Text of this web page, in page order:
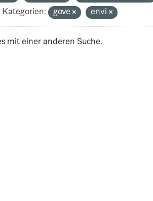
Kategorien: gove envi
mit einer anderen Suche.